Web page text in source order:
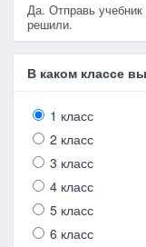
Да. Отправь
решили.
В каком классе
1 класс
2 класс
3 класс
4 класс
5 класс
6 класс